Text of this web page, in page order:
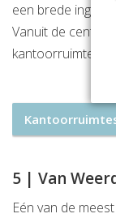
een brede
Vanuit de
kantoorruimten.
5 | Van
Eén van de